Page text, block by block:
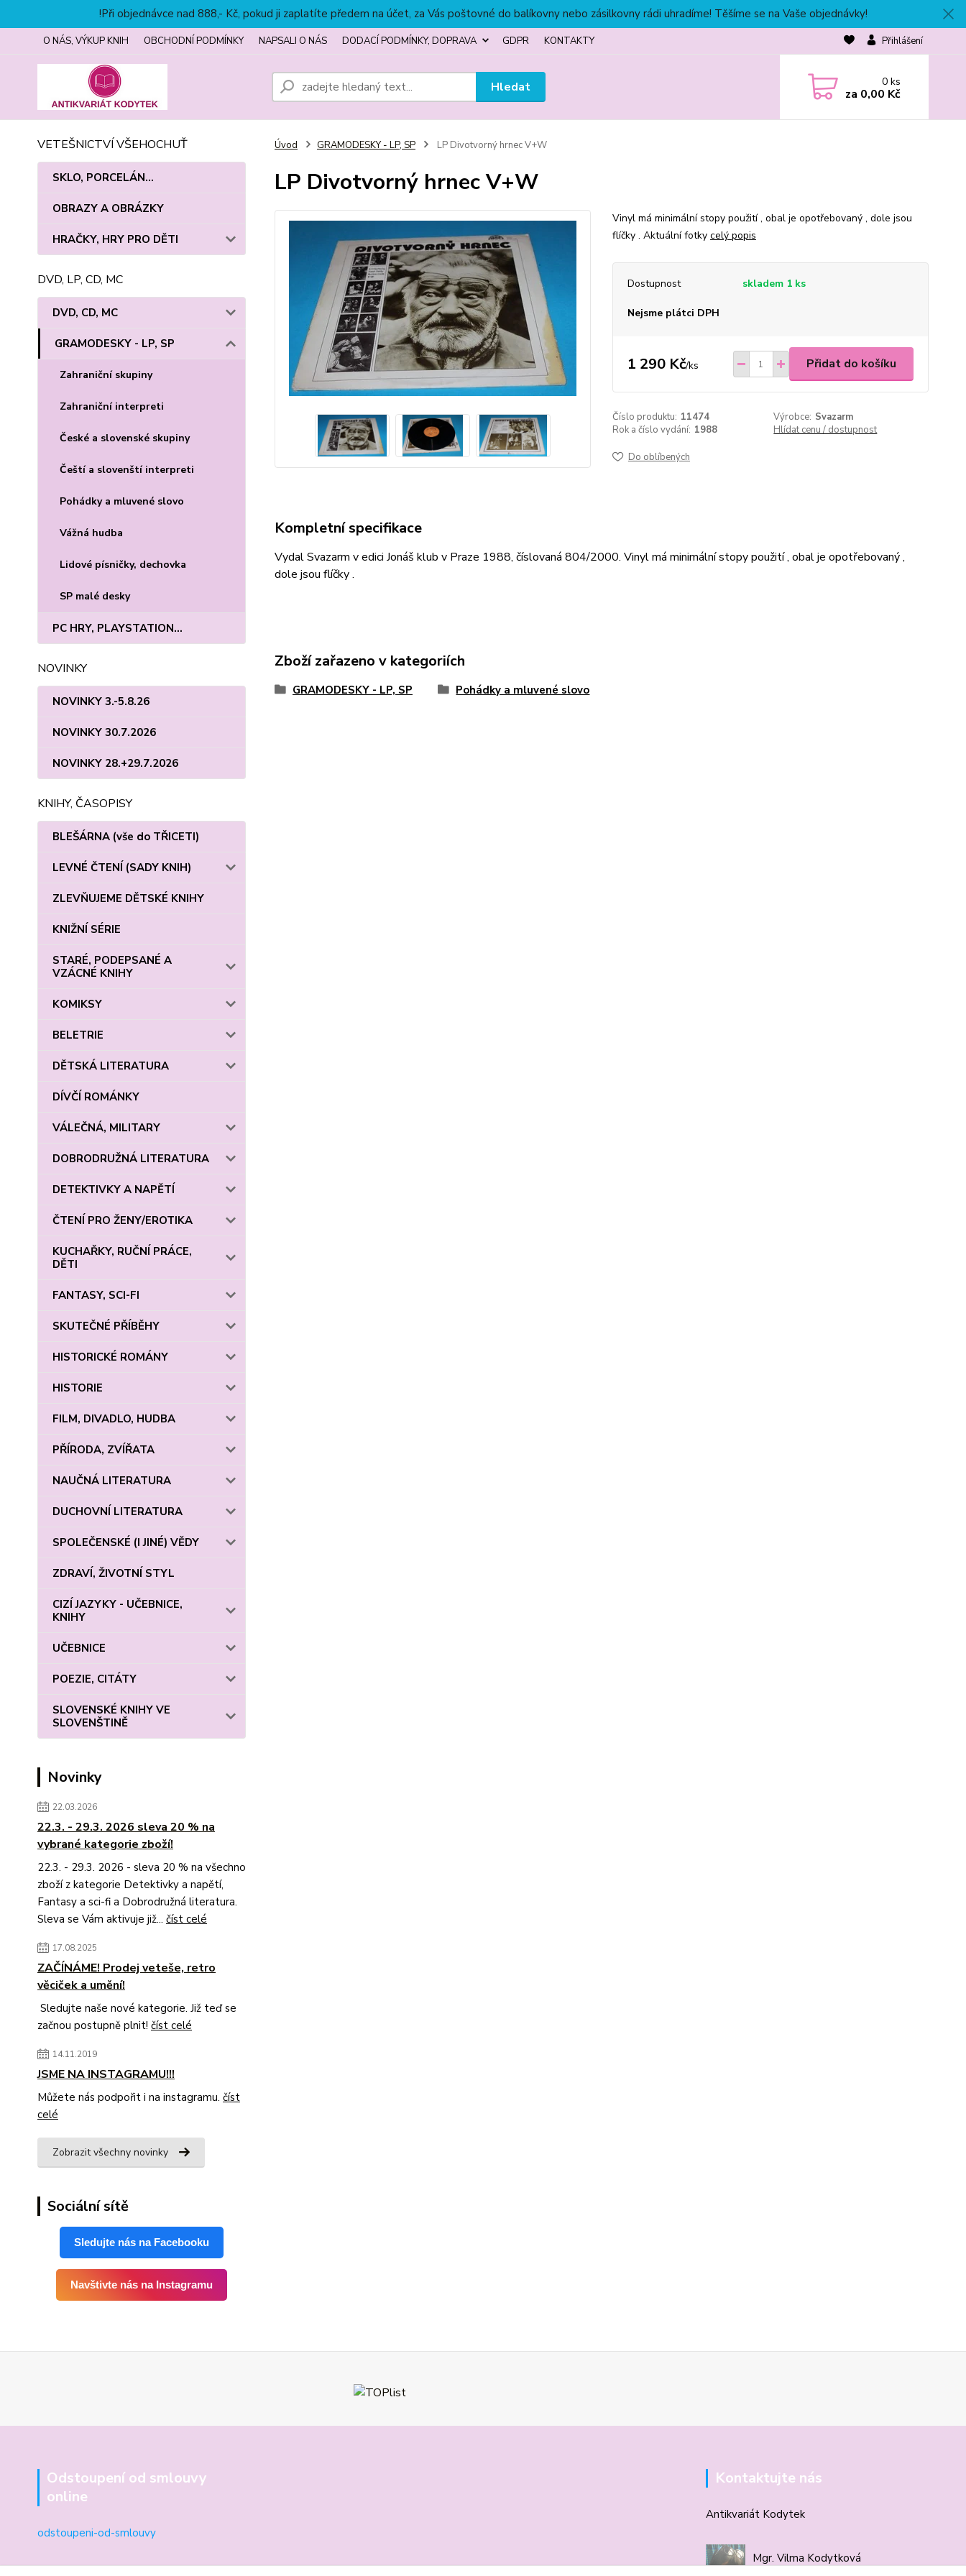
!Při objednávce nad 888,- Kč, pokud ji zaplatíte předem na účet, za Vás poštovné do balíkovny nebo zásilkovny rádi uhradíme! Těšíme se na Vaše objednávky!
O NÁS, VÝKUP KNIH OBCHODNÍ PODMÍNKY NAPSALI O NÁS DODACÍ PODMÍNKY, DOPRAVA GDPR KONTAKTY Přihlášení
Hledat 0ks
za 0,00 Kč
VETEŠNICTVÍ VŠEHOCHUŤ
SKLO, PORCELÁN...
OBRAZY A OBRÁZKY
HRAČKY, HRY PRO DĚTI
DVD, LP, CD, MC
DVD, CD, MC
GRAMODESKY - LP, SP
Zahraniční skupiny
Zahraniční interpreti
České a slovenské skupiny
Čeští a slovenští interpreti
Pohádky a mluvené slovo
Vážná hudba
Lidové písničky, dechovka
SP malé desky
PC HRY, PLAYSTATION...
NOVINKY
NOVINKY 3.-5.8.26
NOVINKY 30.7.2026
NOVINKY 28.+29.7.2026
KNIHY, ČASOPISY
BLEŠÁRNA (vše do TŘICETI)
LEVNÉ ČTENÍ (SADY KNIH)
ZLEVŇUJEME DĚTSKÉ KNIHY
KNIŽNÍ SÉRIE
STARÉ, PODEPSANÉ A
VZÁCNÉ KNIHY
KOMIKSY
BELETRIE
DĚTSKÁ LITERATURA
DÍVČÍ ROMÁNKY
VÁLEČNÁ, MILITARY
DOBRODRUŽNÁ LITERATURA
DETEKTIVKY A NAPĚTÍ
ČTENÍ PRO ŽENY/EROTIKA
KUCHAŘKY, RUČNÍ PRÁCE,
DĚTI
FANTASY, SCI-FI
SKUTEČNÉ PŘÍBĚHY
HISTORICKÉ ROMÁNY
HISTORIE
FILM, DIVADLO, HUDBA
PŘÍRODA, ZVÍŘATA
NAUČNÁ LITERATURA
DUCHOVNÍ LITERATURA
SPOLEČENSKÉ (I JINÉ) VĚDY
ZDRAVÍ, ŽIVOTNÍ STYL
CIZÍ JAZYKY - UČEBNICE,
KNIHY
UČEBNICE
POEZIE, CITÁTY
SLOVENSKÉ KNIHY VE
SLOVENŠTINĚ
Novinky
22.03.2026
22.3. - 29.3. 2026 sleva 20 % na
vybrané kategorie zboží!
22.3. - 29.3. 2026 - sleva 20 % na všechno
zboží z kategorie Detektivky a napětí,
Fantasy a sci-fi a Dobrodružná literatura.
Sleva se Vám aktivuje již... číst celé
17.08.2025
ZAČÍNÁME! Prodej veteše, retro
věciček a umění!
Sledujte naše nové kategorie. Již teď se
začnou postupně plnit! číst celé
14.11.2019
JSME NA INSTAGRAMU!!!
Můžete nás podpořit i na instagramu. číst
celé
Zobrazit všechny novinky
Sociální sítě
Sledujte nás na Facebooku
Navštivte nás na Instagramu
Úvod GRAMODESKY - LP, SP LP Divotvorný hrnec V+W
LP Divotvorný hrnec V+W
Vinyl má minimální stopy použití , obal je opotřebovaný , dole jsou
flíčky . Aktuální fotky celý popis
Dostupnost skladem 1 ks
Nejsme plátci DPH
1 290 Kč/ks Přidat do košíku
Číslo produktu: 11474 Výrobce: Svazarm
Rok a číslo vydání: 1988 Hlídat cenu / dostupnost
Do oblíbených
Kompletní specifikace
Vydal Svazarm v edici Jonáš klub v Praze 1988, číslovaná 804/2000. Vinyl má minimální stopy použití , obal je opotřebovaný ,
dole jsou flíčky .
Zboží zařazeno v kategoriích
GRAMODESKY - LP, SP Pohádky a mluvené slovo
Odstoupení od smlouvy
online
odstoupeni-od-smlouvy
Kontaktujte nás
Antikvariát Kodytek
Mgr. Vilma Kodytková